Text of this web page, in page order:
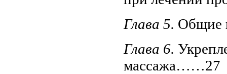
Глава 5. Общие
Глава 6.
массажа……27